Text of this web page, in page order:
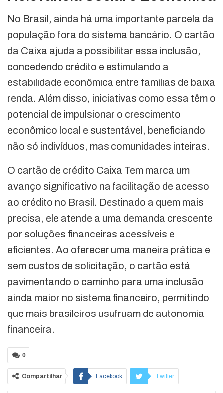
No Brasil, ainda há uma importante parcela da
população fora do sistema bancário. O cartão
da Caixa ajuda a possibilitar essa inclusão,
concedendo crédito e estimulando a
estabilidade econômica entre famílias de baixa
renda. Além disso, iniciativas como essa têm o
potencial de impulsionar o crescimento
econômico local e sustentável, beneficiando
não só indivíduos, mas comunidades inteiras.
O cartão de crédito Caixa Tem marca um
avanço significativo na facilitação de acesso
ao crédito no Brasil. Destinado a quem mais
precisa, ele atende a uma demanda crescente
por soluções financeiras acessíveis e
eficientes. Ao oferecer uma maneira prática e
sem custos de solicitação, o cartão está
pavimentando o caminho para uma inclusão
ainda maior no sistema financeiro, permitindo
que mais brasileiros usufruam de autonomia
financeira.
0
Compartilhar Facebook Twitter